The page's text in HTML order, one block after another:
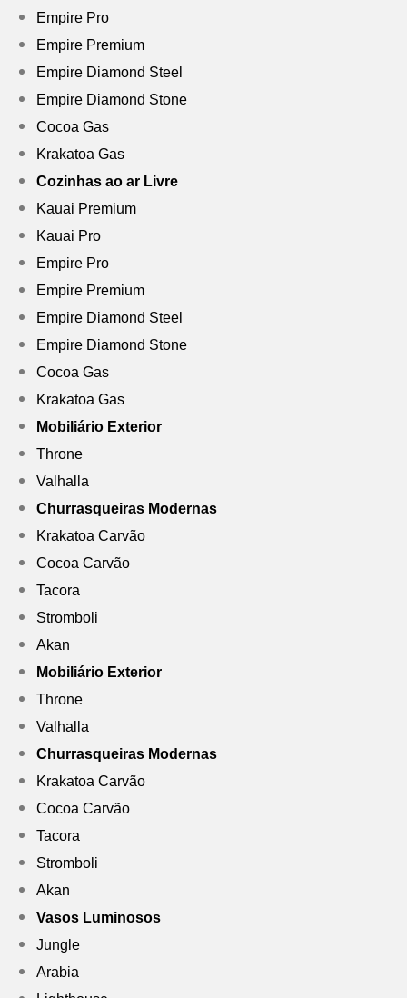
Empire Pro
Empire Premium
Empire Diamond Steel
Empire Diamond Stone
Cocoa Gas
Krakatoa Gas
Cozinhas ao ar Livre
Kauai Premium
Kauai Pro
Empire Pro
Empire Premium
Empire Diamond Steel
Empire Diamond Stone
Cocoa Gas
Krakatoa Gas
Mobiliário Exterior
Throne
Valhalla
Churrasqueiras Modernas
Krakatoa Carvão
Cocoa Carvão
Tacora
Stromboli
Akan
Mobiliário Exterior
Throne
Valhalla
Churrasqueiras Modernas
Krakatoa Carvão
Cocoa Carvão
Tacora
Stromboli
Akan
Vasos Luminosos
Jungle
Arabia